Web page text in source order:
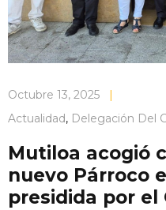
Octubre 13, 2025
Actualidad, Delegación Del
Mutiloa acogió
nuevo Párroco
presidida por el